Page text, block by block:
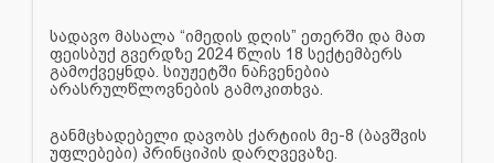
სადავო მასალა “იმედის დღის” ეთერში და მათ
ფეისბუქ გვერდზე 2024 წლის 18 სექტემბერს
გამოქვეყნდა. სიუჟეტში ნაჩვენებია
არასრულწლოვნების გამოკითხვა.
განმცხადებელი დავობს ქარტიის მე-8 (ბავშვის
უფლებები) პრინციპის დარღვევაზე.